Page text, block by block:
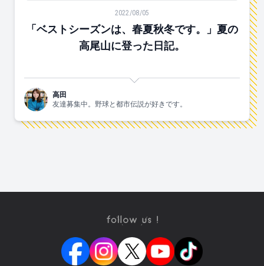
「ベストシーズンは、春夏秋冬です。」夏の高尾山に登
2022/08/05
「ベストシーズンは、春夏秋冬です。」夏の
高尾山に登った日記。
高田
友達募集中。野球と都市伝説が好きです。